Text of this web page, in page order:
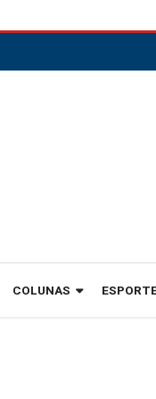
COLUNAS